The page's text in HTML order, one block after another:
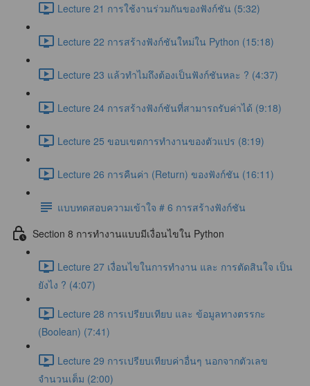
Lecture 21 การใช้งานร่วมกันของฟังก์ชัน (5:32)
Lecture 22 การสร้างฟังก์ชันใหม่ใน Python (15:18)
Lecture 23 แล้วทำไมถึงต้องเป็นฟังก์ชันหละ ? (4:37)
Lecture 24 การสร้างฟังก์ชันที่สามารถรับค่าได้ (9:18)
Lecture 25 ขอบเขตการทำงานของตัวแปร (8:19)
Lecture 26 การคืนค่า (Return) ของฟังก์ชัน (16:11)
แบบทดสอบความเข้าใจ # 6 การสร้างฟังก์ชัน
Section 8 การทำงานแบบมีเงื่อนไขใน Python
Lecture 27 เงื่อนไขในการทำงาน และ การตัดสินใจ เป็น
ยังไง ? (4:07)
Lecture 28 การเปรียบเทียบ และ ข้อมูลทางตรรกะ
(Boolean) (7:41)
Lecture 29 การเปรียบเทียบค่าอื่นๆ นอกจากตัวเลข
จำนวนเต็ม (2:00)